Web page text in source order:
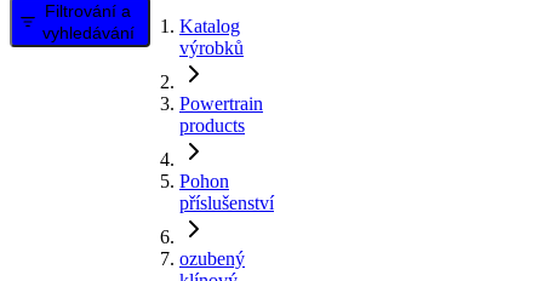
Filtrování a
vyhledávání
Katalog
výrobků
Powertrain
products
Pohon
příslušenství
ozubený